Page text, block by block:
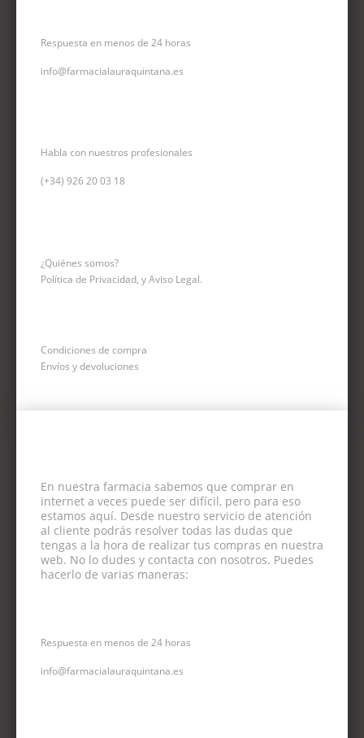
Respuesta en menos de 24 horas
info@farmacialauraquintana.es
Habla con nuestros profesionales
(+34) 926 20 03 18
¿Quiénes somos?
Política de Privacidad, y Aviso Legal.
Condiciones de compra
Envíos y devoluciones
En nuestra farmacia sabemos que comprar en
internet a veces puede ser difícil, pero para eso
estamos aquí. Desde nuestro servicio de atención
al cliente podrás resolver todas las dudas que
tengas a la hora de realizar tus compras en nuestra
web. No lo dudes y contacta con nosotros. Puedes
hacerlo de varias maneras:
Respuesta en menos de 24 horas
info@farmacialauraquintana.es